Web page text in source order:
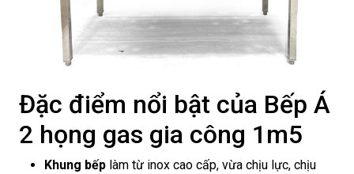
Đặc điểm nổi bật của Bếp Á
2 họng gas gia công 1m5
Khung bếp làm từ inox cao cấp, vừa chịu lực, chịu